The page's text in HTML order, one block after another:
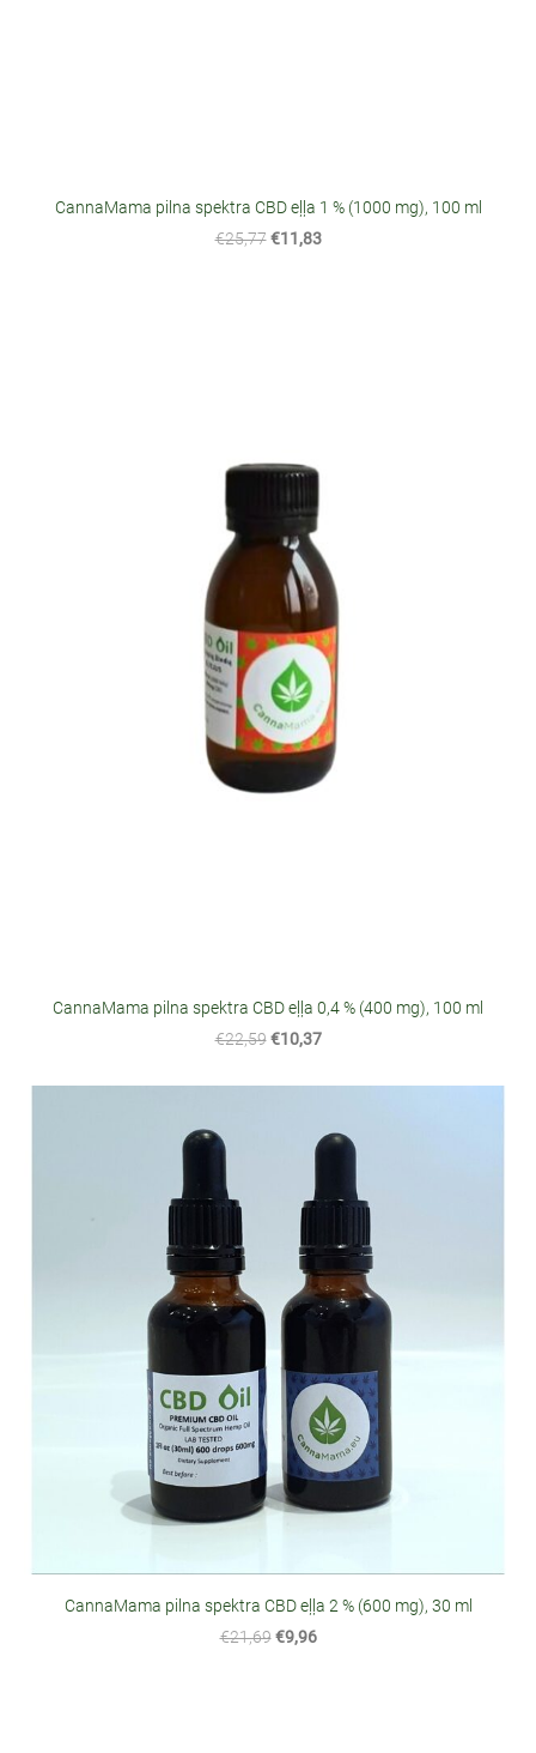
CannaMama pilna spektra CBD eļļa 1 % (1000 mg), 100 ml
€25,77 €11,83
CannaMama pilna spektra CBD eļļa 0,4 % (400 mg), 100 ml
€22,59 €10,37
CannaMama pilna spektra CBD eļļa 2 % (600 mg), 30 ml
€21,69 €9,96